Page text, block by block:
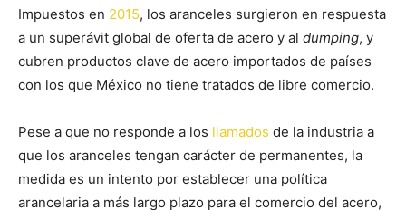
Impuestos en 2015, los aranceles surgieron en respuesta
a un superávit global de oferta de acero y al dumping, y
cubren productos clave de acero importados de países
con los que México no tiene tratados de libre comercio.
Pese a que no responde a los llamados de la industria a
que los aranceles tengan carácter de permanentes, la
medida es un intento por establecer una política
arancelaria a más largo plazo para el comercio del acero,